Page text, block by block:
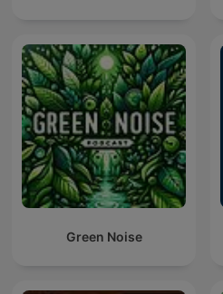
Green Noise